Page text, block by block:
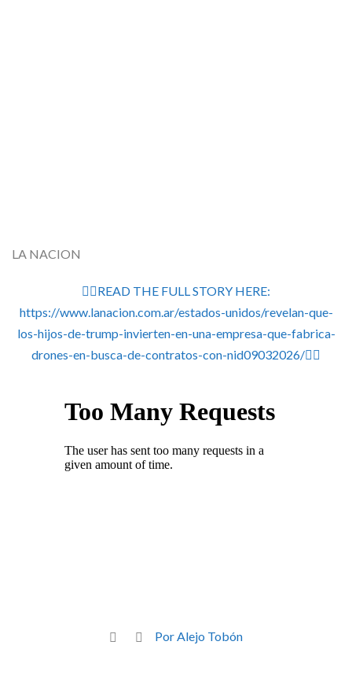
LA NACION
👉🏽READ THE FULL STORY HERE:
https://www.lanacion.com.ar/estados-unidos/revelan-que-
los-hijos-de-trump-invierten-en-una-empresa-que-fabrica-
drones-en-busca-de-contratos-con-nid09032026/👈🏽
Por Alejo Tobón